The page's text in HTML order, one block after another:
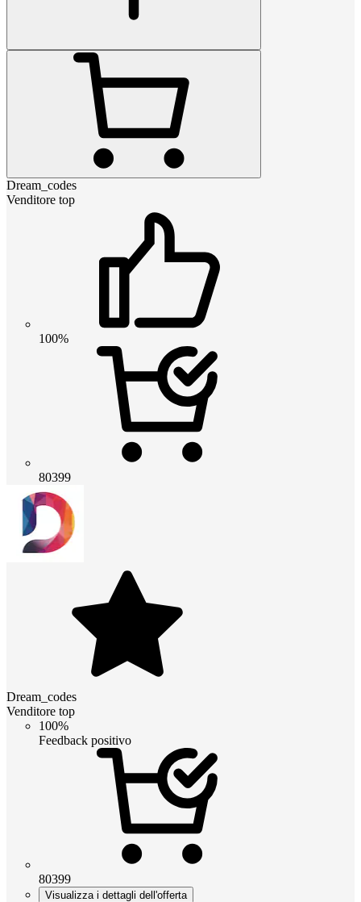
Dream_codes
Venditore top
100%
80399
Dream_codes
Venditore top
100%
Feedback positivo
80399
Visualizza i dettagli dell'offerta